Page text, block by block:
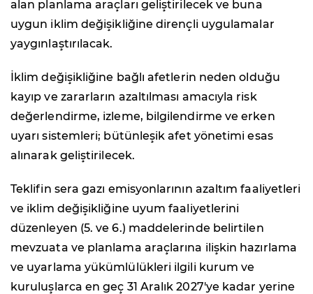
alan planlama araçları geliştirilecek ve buna
uygun iklim değişikliğine dirençli uygulamalar
yaygınlaştırılacak.
İklim değişikliğine bağlı afetlerin neden olduğu
kayıp ve zararların azaltılması amacıyla risk
değerlendirme, izleme, bilgilendirme ve erken
uyarı sistemleri; bütünleşik afet yönetimi esas
alınarak geliştirilecek.
Teklifin sera gazı emisyonlarının azaltım faaliyetleri
ve iklim değişikliğine uyum faaliyetlerini
düzenleyen (5. ve 6.) maddelerinde belirtilen
mevzuata ve planlama araçlarına ilişkin hazırlama
ve uyarlama yükümlülükleri ilgili kurum ve
kuruluşlarca en geç 31 Aralık 2027'ye kadar yerine